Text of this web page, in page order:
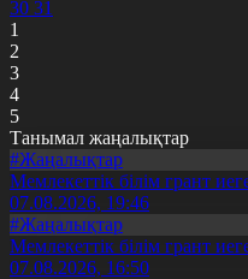
30 31
1
2
3
4
5
Танымал жаңалықтар
#Жаңалықтар
Мемлекеттік білім грант
07.08.2026, 19:46
#Жаңалықтар
Мемлекеттік білім грант
07.08.2026, 16:50